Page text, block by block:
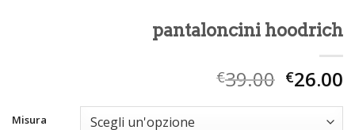
pantaloncini hoodrich
€39.00 €26.00
Misura